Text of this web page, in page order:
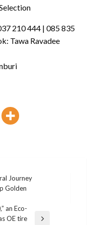
210 444 | 085 835
Tawa Ravadee
Journey
Golden
an Eco-
OE tire